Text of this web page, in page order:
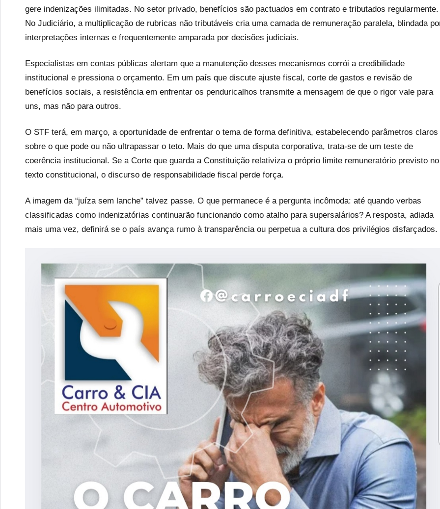
gere indenizações ilimitadas. No setor privado, benefícios são pactuados em contrato e tributados regularmente.
No Judiciário, a multiplicação de rubricas não tributáveis cria uma camada de remuneração paralela, blindada
interpretações internas e frequentemente amparada por decisões judiciais.
Especialistas em contas públicas alertam que a manutenção desses mecanismos corrói a credibilidade
institucional e pressiona o orçamento. Em um país que discute ajuste fiscal, corte de gastos e revisão de
benefícios sociais, a resistência em enfrentar os penduricalhos transmite a mensagem de que o rigor vale para
uns, mas não para outros.
O STF terá, em março, a oportunidade de enfrentar o tema de forma definitiva, estabelecendo parâmetros claros
sobre o que pode ou não ultrapassar o teto. Mais do que uma disputa corporativa, trata-se de um teste de
coerência institucional. Se a Corte que guarda a Constituição relativiza o próprio limite remuneratório previsto no
texto constitucional, o discurso de responsabilidade fiscal perde força.
A imagem da “juíza sem lanche” talvez passe. O que permanece é a pergunta incômoda: até quando verbas
classificadas como indenizatórias continuarão funcionando como atalho para supersalários? A resposta, adiada
mais uma vez, definirá se o país avança rumo à transparência ou perpetua a cultura dos privilégios disfarçados.